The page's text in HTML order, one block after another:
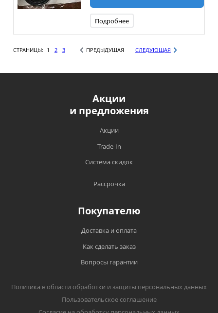
Подробнее
СТРАНИЦЫ: 1 2 3 ПРЕДЫДУЩАЯ СЛЕДУЮЩАЯ
Акции
и предложения
Акции
Trade-In
Система скидок
Рассрочка
Покупателю
Доставка и оплата
Как сделать заказ
Вопросы гарантии
Политика в области обработки и защиты персональных данных
Пользовательское соглашение